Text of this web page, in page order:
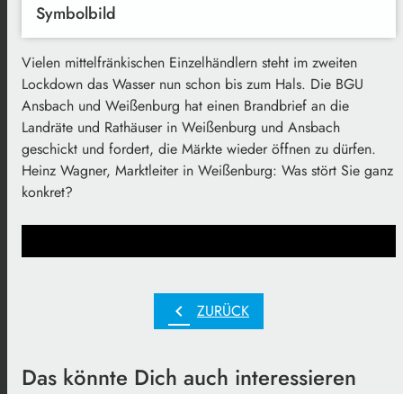
Symbolbild
Vielen mittelfränkischen Einzelhändlern steht im zweiten
Lockdown das Wasser nun schon bis zum Hals. Die BGU
Ansbach und Weißenburg hat einen Brandbrief an die
Landräte und Rathäuser in Weißenburg und Ansbach
geschickt und fordert, die Märkte wieder öffnen zu dürfen.
Heinz Wagner, Marktleiter in Weißenburg: Was stört Sie ganz
konkret?
chevron_left ZURÜCK
Das könnte Dich auch interessieren